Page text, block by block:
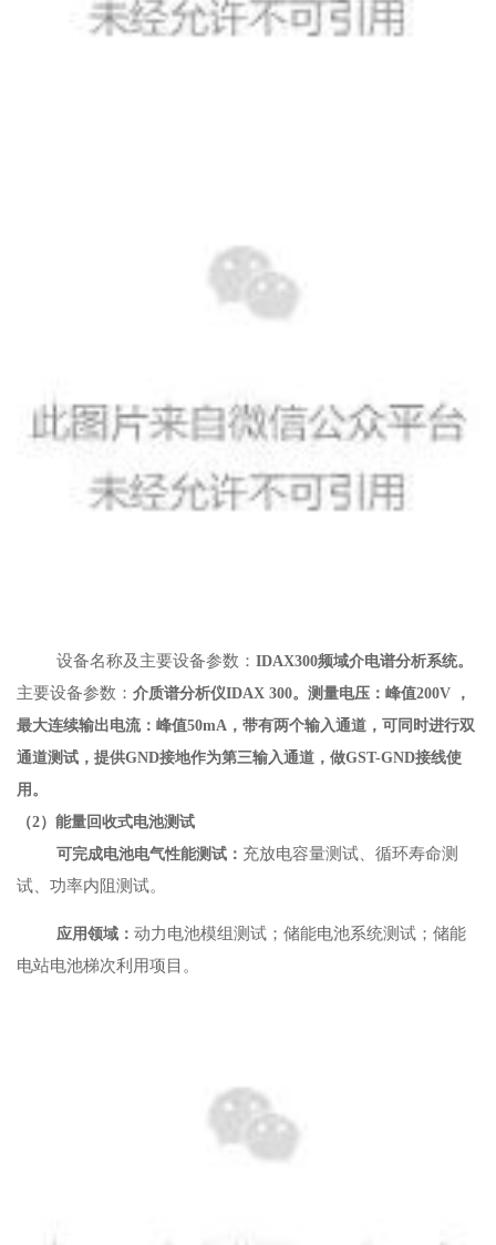
设备名称及主要设备参数：IDAX300频域介电谱分析系统。
主要设备参数： 介质谱分析仪IDAX 300。测量电压：峰值200V ，
最大连续输出电流：峰值50mA，带有两个输入通道，可同时进行双
通道测试，提供GND接地作为第三输入通道，做GST-GND接线使
用。
（2）能量回收式电池测试
可完成电池电气性能测试： 充放电容量测试、循环寿命测
试、功率内阻测试。
应用领域：动力电池模组测试；储能电池系统测试；储能
电站电池梯次利用项目。